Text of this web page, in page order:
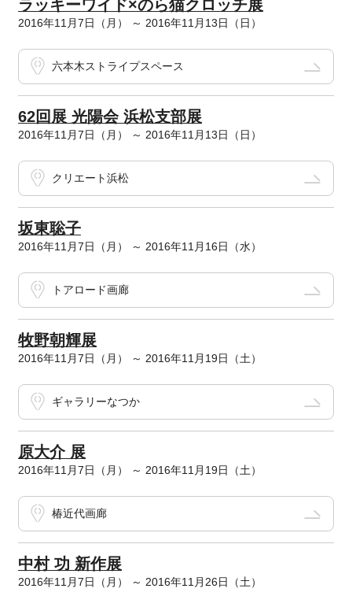
ラッキーワイド×のら猫クロッチ展
2016年11月7日（月） ～ 2016年11月13日（日）
六本木ストライプスペース
62回展 光陽会 浜松支部展
2016年11月7日（月） ～ 2016年11月13日（日）
クリエート浜松
坂東聡子
2016年11月7日（月） ～ 2016年11月16日（水）
トアロード画廊
牧野朝輝展
2016年11月7日（月） ～ 2016年11月19日（土）
ギャラリーなつか
原大介 展
2016年11月7日（月） ～ 2016年11月19日（土）
椿近代画廊
中村 功 新作展
2016年11月7日（月） ～ 2016年11月26日（土）